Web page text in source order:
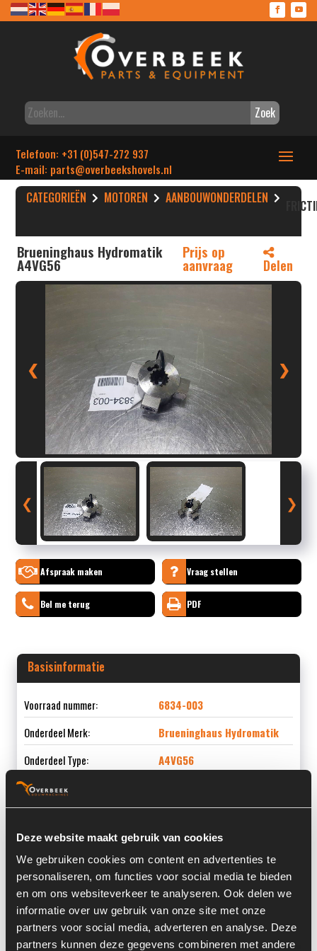
Deze website maakt gebruik van cookies
We gebruiken cookies om content en advertenties te
personaliseren, om functies voor social media te bieden
en om ons websiteverkeer te analyseren. Ook delen we
informatie over uw gebruik van onze site met onze
partners voor social media, adverteren en analyse. Deze
partners kunnen deze gegevens combineren met andere
Zoek
Telefoon: +31 (0)547-272 937
E-mail: parts@overbeekshovels.nl
CATEGORIEËN MOTOREN AANBOUWONDERDELEN
Brueninghaus Hydromatik
A4VG56
Prijs op
aanvraag Delen
❮ ❯
❮ ❯
Afspraak maken Vraag stellen
Bel me terug PDF
Basisinformatie
Voorraad nummer:
6834-003
Onderdeel Merk:
Brueninghaus Hydromatik
Onderdeel Type:
A4VG56
Informatie
Locatie:
4C10
Land: